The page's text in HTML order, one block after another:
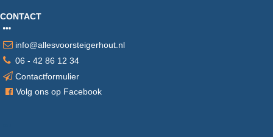
CONTACT
info@allesvoorsteigerhout.nl
06 - 42 86 12 34
Contactformulier
Volg ons op Facebook